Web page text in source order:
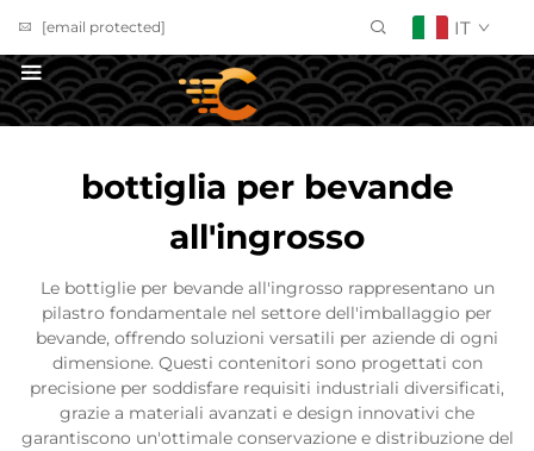
[email protected] IT
bottiglia per bevande
all'ingrosso
Le bottiglie per bevande all'ingrosso rappresentano un
pilastro fondamentale nel settore dell'imballaggio per
bevande, offrendo soluzioni versatili per aziende di ogni
dimensione. Questi contenitori sono progettati con
precisione per soddisfare requisiti industriali diversificati,
grazie a materiali avanzati e design innovativi che
garantiscono un'ottimale conservazione e distribuzione del